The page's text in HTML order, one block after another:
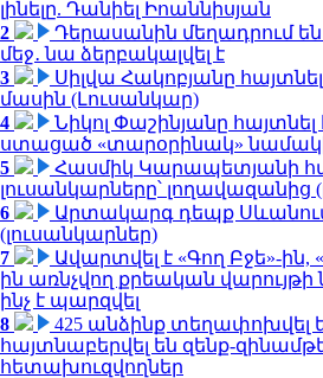
լինելը. Դանիել Իոաննիսյան
2
Դերասանին մեղադրում
մեջ․ նա ձերբակալվել է
3
Սիլվա Հակոբյանը
մասին (Լուսանկար)
4
Նիկոլ Փաշինյանը
ստացած «տարօրինակ»
5
Հասմիկ Կարապետյանի
լուսանկարները՝ լողավազանից
6
Արտակարգ դեպք
(լուսանկարներ)
7
Ավարտվել է «Գող Բջե»-ին,
ին առնչվող քրեական վարույթի
ինչ է պարզվել
8
425 անձինք տեղափոխվել
հայտնաբերվել են զենք-
հետախուզվողներ